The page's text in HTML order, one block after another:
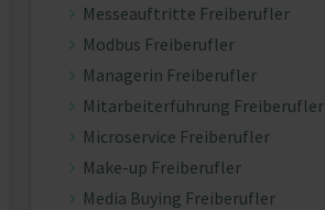
Messeauftritte Freiberufler
Modbus Freiberufler
Managerin Freiberufler
Mitarbeiterführung Freiberufler
Microservice Freiberufler
Make-up Freiberufler
Media Buying Freiberufler